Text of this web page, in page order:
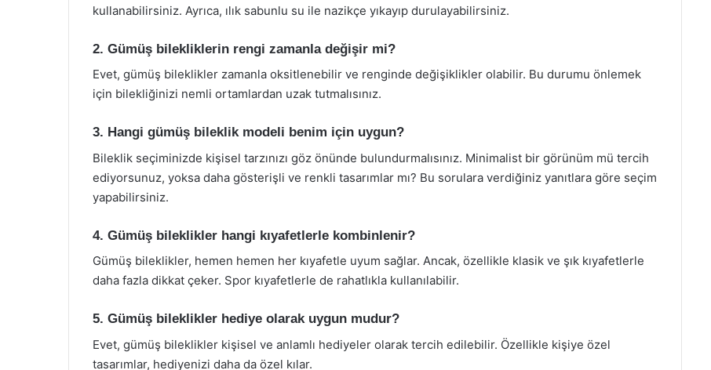
kullanabilirsiniz. Ayrıca, ılık sabunlu su ile nazikçe yıkayıp durulayabilirsiniz.
2. Gümüş bilekliklerin rengi zamanla değişir mi?
Evet, gümüş bileklikler zamanla oksitlenebilir ve renginde değişiklikler olabilir. Bu durumu önlemek
için bilekliğinizi nemli ortamlardan uzak tutmalısınız.
3. Hangi gümüş bileklik modeli benim için uygun?
Bileklik seçiminizde kişisel tarzınızı göz önünde bulundurmalısınız. Minimalist bir görünüm mü tercih
ediyorsunuz, yoksa daha gösterişli ve renkli tasarımlar mı? Bu sorulara verdiğiniz yanıtlara göre seçim
yapabilirsiniz.
4. Gümüş bileklikler hangi kıyafetlerle kombinlenir?
Gümüş bileklikler, hemen hemen her kıyafetle uyum sağlar. Ancak, özellikle klasik ve şık kıyafetlerle
daha fazla dikkat çeker. Spor kıyafetlerle de rahatlıkla kullanılabilir.
5. Gümüş bileklikler hediye olarak uygun mudur?
Evet, gümüş bileklikler kişisel ve anlamlı hediyeler olarak tercih edilebilir. Özellikle kişiye özel
tasarımlar, hediyenizi daha da özel kılar.